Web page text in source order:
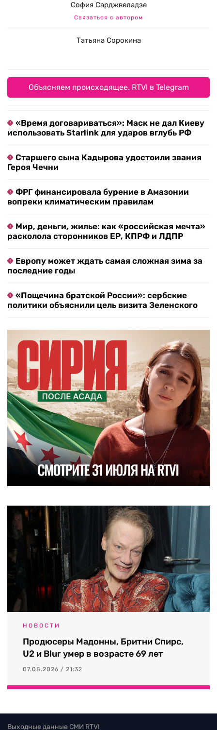
София Сарджвеладзе
Связаться с автором
Татьяна Сорокина
Объясняем происходящее. RTVI в Telegram
«Время договариваться»: Маск не дал Киеву
использовать Starlink для ударов вглубь РФ
Старшего сына Кадырова удостоили звания
Героя Чечни
ФРГ финансировала бурение в Амазонии
вопреки климатическим правилам
Мир, деньги, жилье: как «российская мечта»
расколола сторонников ЕР, КПРФ и ЛДПР
Европу может ждать самая сложная зима за
последние годы
«Пощечина братской России»: сербские
политики объяснили цель визита Зеленского
НОВОСТИ
Продюсеры Мадонны, Бритни Спирс,
U2 и Blur умер в возрасте 69 лет
07.08.2026 / 21:32
Выходные данные СМИ RTVI